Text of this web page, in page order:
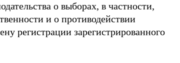
о выборах, в частности,
и о противодействии
регистрации зарегистрированного